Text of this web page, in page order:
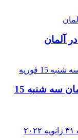
طرح حذف محدوديتهاي كرونايي در آلمان سه شنبه 15